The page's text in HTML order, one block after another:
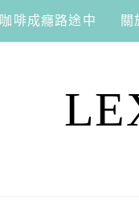
咖啡成癮路途中 關